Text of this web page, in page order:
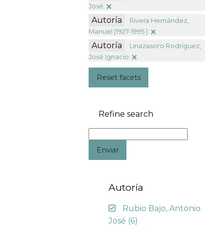
José
Autoría
Rivera Hernández,
Manuel (1927-1995 )
Autoría
Linazasoro Rodríguez,
José Ignacio
Reset facets
Refine search
Enviar
Autoría
Rubio Bajo, Antonio
José (6)